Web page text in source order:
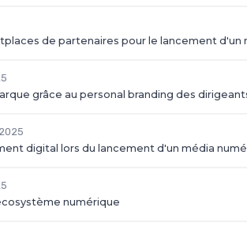
de partenaires pour le lancement d'un
grâce au personal branding des
digital lors du lancement d'un média
numérique